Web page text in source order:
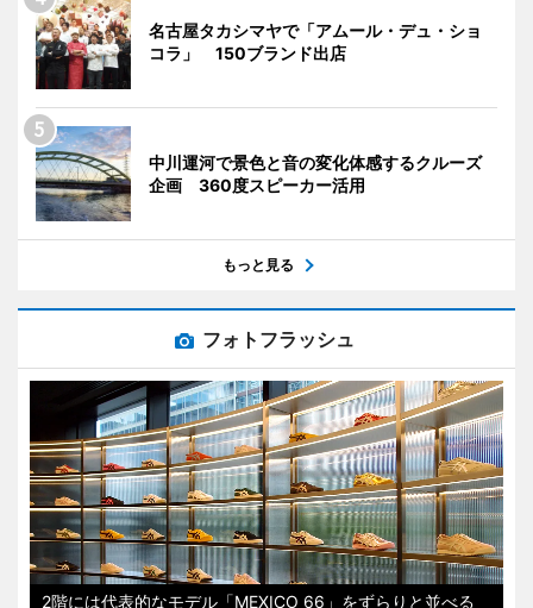
名古屋タカシマヤで「アムール・デュ・ショ
コラ」 150ブランド出店
中川運河で景色と音の変化体感するクルーズ
企画 360度スピーカー活用
もっと見る
フォトフラッシュ
2階には代表的なモデル「MEXICO 66」をずらりと並べる